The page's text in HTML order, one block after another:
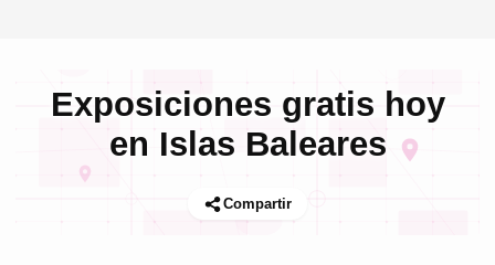
Exposiciones gratis hoy
en Islas Baleares
Compartir